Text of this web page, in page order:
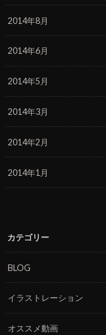
2014年8月
2014年6月
2014年5月
2014年3月
2014年2月
2014年1月
カテゴリー
BLOG
イラストレーション
オススメ動画